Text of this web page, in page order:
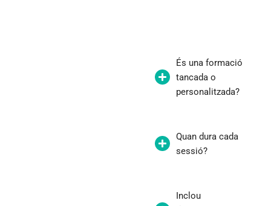
És una formació
tancada o
personalitzada?
Quan dura cada
sessió?
Inclou